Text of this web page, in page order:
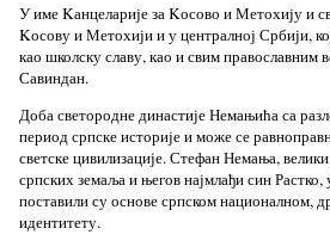
У име Kанцеларије за Kосово и Метохију и
Kосову и Метохији и у централној Србији,
као школску славу, као и свим православним
Савиндан.
Доба светородне династије Немањића са
период српске историје и може се
светске цивилизације. Стефан Немања,
српских земаља и његов најмлађи син
поставили су основе српском националном,
идентитету.